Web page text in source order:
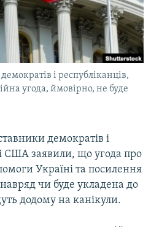
і республіканців,
угода, ймовірно, не буде
демократів і
США заявили, що угода про
Україні та посилення
навряд чи буде укладена до
додому на канікули.